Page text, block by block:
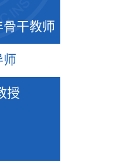
干教师
师
授